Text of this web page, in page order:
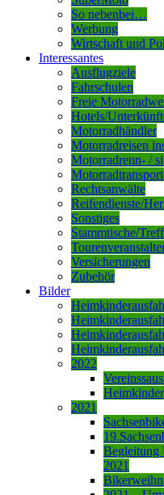
So nebenbei…
Werbung
Wirtschaft und
Interessantes
Ausflugziele
Fahrschulen
Freie
Hotels/
Motorradhändler
Motorradreisen
Motorradrenn- /
Rechtsanwälte
Reifendienste/
Sonstiges
Stammtische/
Versicherungen
Zubehör
Bilder
2022
2021
Begleitung
2021